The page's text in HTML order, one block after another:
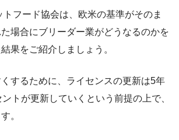
フード協会は、欧米の基準がそのま
場合にブリーダー業がどうなるのかを
果をご紹介しましょう。
するために、ライセンスの更新は5年
トが更新していくという前提の上で、
。